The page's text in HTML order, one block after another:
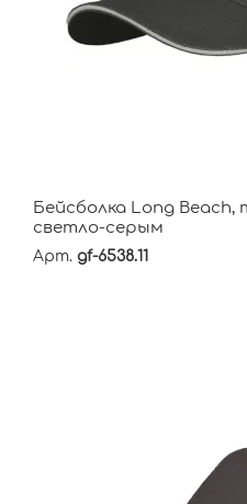
Бейсболка Long
светло-серым
Арт. gf-6538.11